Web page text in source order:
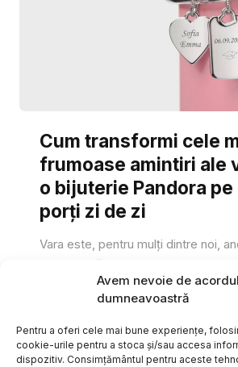
Avem nevoie de acordul
dumneavoastră
Pentru a oferi cele mai bune experiențe,
cookie-urile pentru a stoca și/sau accesa
dispozitiv. Consimțământul pentru aceste
Cum transformi cele
frumoase amintiri ale
o bijuterie Pandora pe
porți zi de zi
Vara este, pentru mulți dintre noi,
se întâmplă cele mai importante
vacanțe pe care le planificăm luni...
Cristiana Todiresei